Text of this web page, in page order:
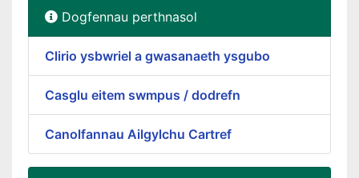
Dogfennau perthnasol
Clirio ysbwriel a gwasanaeth ysgubo
Casglu eitem swmpus / dodrefn
Canolfannau Ailgylchu Cartref